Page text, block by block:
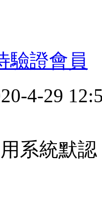
驗證會員
4-29
系統默認